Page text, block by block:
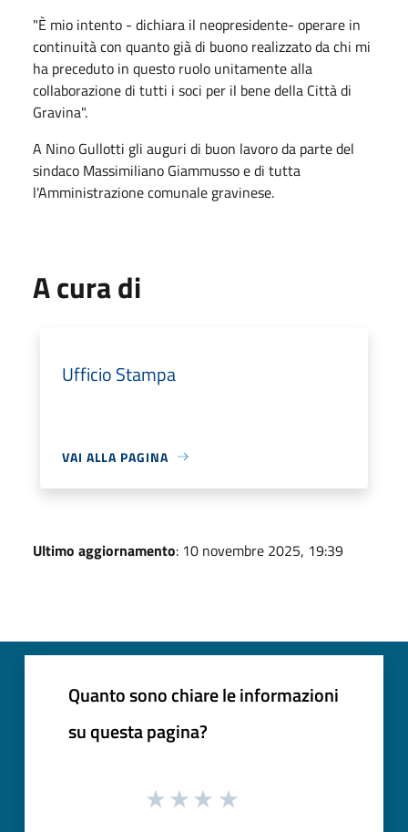
"È mio intento - dichiara il neopresidente- operare in
continuità con quanto già di buono realizzato da chi mi
ha preceduto in questo ruolo unitamente alla
collaborazione di tutti i soci per il bene della Città di
Gravina".
A Nino Gullotti gli auguri di buon lavoro da parte del
sindaco Massimiliano Giammusso e di tutta
l'Amministrazione comunale gravinese.
A cura di
Ufficio Stampa
VAI ALLA PAGINA
Ultimo aggiornamento: 10 novembre 2025, 19:39
Quanto sono chiare le informazioni
su questa pagina?